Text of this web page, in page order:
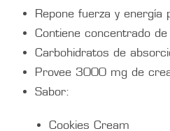
Repone fuerza y
Contiene concentrado
Carbohidratos de
Provee 3000 mg de
Sabor:
Cookies Cream